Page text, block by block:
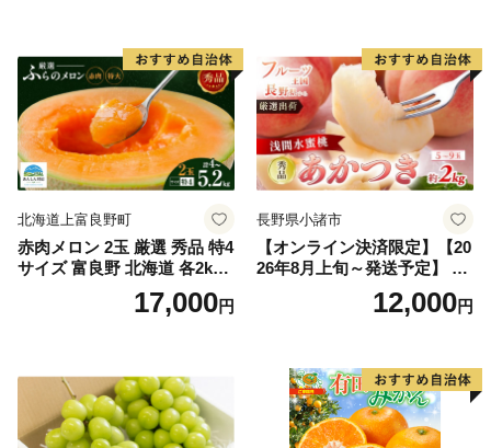
北海道上富良野町
赤肉メロン 2玉 厳選 秀品 特4
サイズ 富良野 北海道 各2kg
～2.6kg 2玉 セット ファーム
富良野 メロン めろん 果物 く
17,000円
長野県小諸市
【オンライン決済限定】【20
26年8月上旬～発送予定】 先
行予約 「浅間水蜜桃プレミ
アム」 もも あかつき 秀品 約
果肉 長野県産 小諸市
12,000円